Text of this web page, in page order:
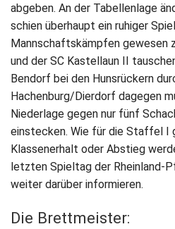
abgeben. An der Tabellenlage
schien überhaupt ein ruhiger
Mannschaftskämpfen gewesen
und der SC Kastellaun II
Bendorf bei den Hunsrückern
Hachenburg/Dierdorf dagegen
Niederlage gegen nur fünf
einstecken. Wie für die Staffel I
Klassenerhalt oder Abstieg
letzten Spieltag der Rheinland-
weiter darüber informieren.
Die Brettmeister: